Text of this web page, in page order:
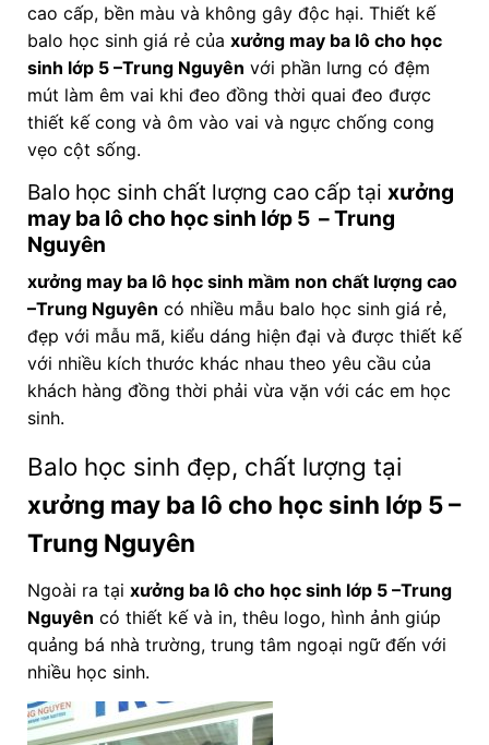
cao cấp, bền màu và không gây độc hại. Thiết kế
balo học sinh giá rẻ của xưởng may ba lô cho học
sinh lớp 5–Trung Nguyên với phần lưng có đệm
mút làm êm vai khi đeo đồng thời quai đeo được
thiết kế cong và ôm vào vai và ngực chống cong
vẹo cột sống.
Balo học sinh chất lượng cao cấp tại xưởng
may ba lô cho học sinh lớp 5– Trung
Nguyên
xưởng may ba lô học sinh mầm non chất lượng cao
–Trung Nguyên có nhiều mẫu balo học sinh giá rẻ,
đẹp với mẫu mã, kiểu dáng hiện đại và được thiết kế
với nhiều kích thước khác nhau theo yêu cầu của
khách hàng đồng thời phải vừa vặn với các em học
sinh.
Balo học sinh đẹp, chất lượng tại
xưởng may ba lô cho học sinh lớp 5–
Trung Nguyên
Ngoài ra tại xưởng ba lô cho học sinh lớp 5–Trung
Nguyên có thiết kế và in, thêu logo, hình ảnh giúp
quảng bá nhà trường, trung tâm ngoại ngữ đến với
nhiều học sinh.